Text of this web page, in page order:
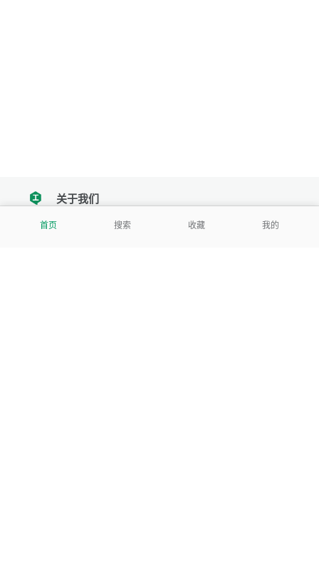
首页 搜索 收藏 我的
tencent关于我们
我们努力把每一个工具做成批量处理的产品